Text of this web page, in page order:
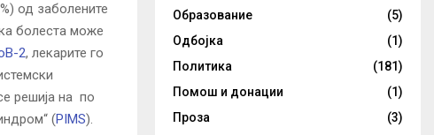
од заболените
болеста може
2, лекарите го
решија на по
(PIMS).
Образование
(5)
Одбојка
(1)
Политика
(181)
Помош и донации
(1)
Проза
(3)